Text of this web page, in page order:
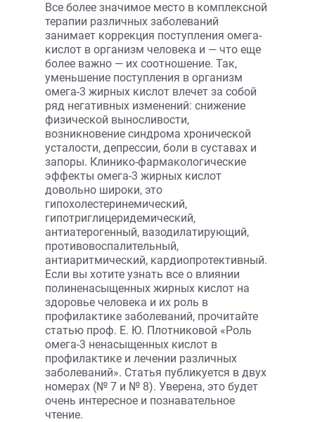
Все более значимое место в комплексной
терапии различных заболеваний
занимает коррекция поступления омега-
кислот в организм человека и — что еще
более важно — их соотношение. Так,
уменьшение поступления в организм
омега-3 жирных кислот влечет за собой
ряд негативных изменений: снижение
физической выносливости,
возникновение синдрома хронической
усталости, депрессии, боли в суставах и
запоры. Клинико-фармакологические
эффекты омега-3 жирных кислот
довольно широки, это
гипохолестеринемический,
гипотриглицеридемический,
антиатерогенный, вазодилатирующий,
противовоспалительный,
антиаритмический, кардиопротективный.
Если вы хотите узнать все о влиянии
полиненасыщенных жирных кислот на
здоровье человека и их роль в
профилактике заболеваний, прочитайте
статью проф. Е. Ю. Плотниковой «Роль
омега-3 ненасыщенных кислот в
профилактике и лечении различных
заболеваний». Статья публикуется в двух
номерах (№ 7 и № 8). Уверена, это будет
очень интересное и познавательное
чтение.